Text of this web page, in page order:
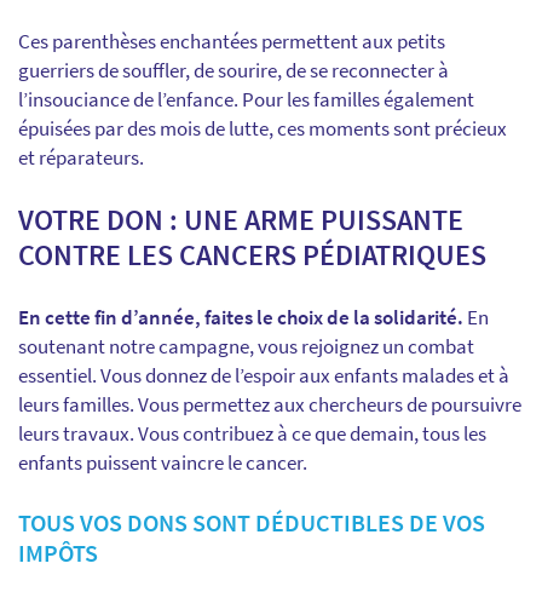
Ces parenthèses enchantées permettent aux petits
guerriers de souffler, de sourire, de se reconnecter à
l’insouciance de l’enfance. Pour les familles également
épuisées par des mois de lutte, ces moments sont précieux
et réparateurs.
VOTRE DON : UNE ARME PUISSANTE
CONTRE LES CANCERS PÉDIATRIQUES
En cette fin d’année, faites le choix de la solidarité. En
soutenant notre campagne, vous rejoignez un combat
essentiel. Vous donnez de l’espoir aux enfants malades et à
leurs familles. Vous permettez aux chercheurs de poursuivre
leurs travaux. Vous contribuez à ce que demain, tous les
enfants puissent vaincre le cancer.
TOUS VOS DONS SONT DÉDUCTIBLES DE VOS
IMPÔTS